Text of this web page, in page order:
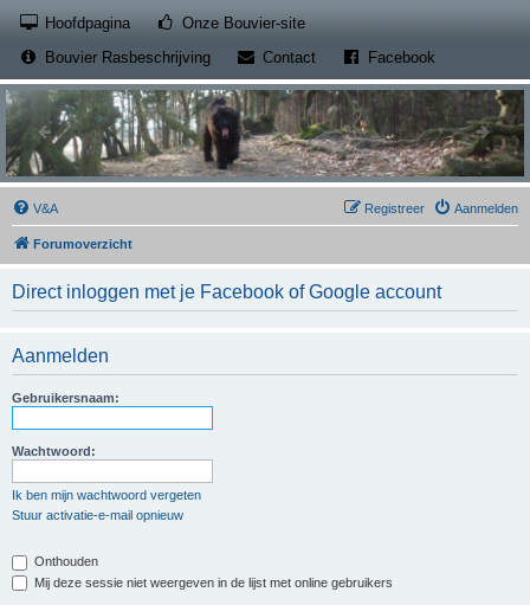
Hoofdpagina Onze Bouvier-site(Opens a new tab)
Bouvier Rasbeschrijving
Contact(Opens a new tab)
Facebook
V&A Aanmelden
Registreer
Forumoverzicht
Direct inloggen met je Facebook of Google account
Aanmelden
Gebruikersnaam:
Wachtwoord:
Ik ben mijn wachtwoord vergeten
Stuur activatie-e-mail opnieuw
Onthouden
Mij deze sessie niet weergeven in de lijst met online gebruikers